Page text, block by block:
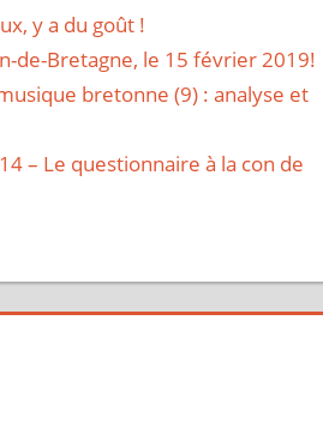
y a du goût !
de-Bretagne, le 15 février 2019!
bretonne (9) : analyse et
– Le questionnaire à la con de